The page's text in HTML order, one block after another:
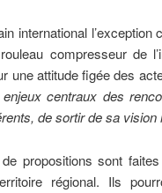
international
compresseur de
une attitude figée des
centraux des
de sortir de sa
propositions sont
régional. Ils